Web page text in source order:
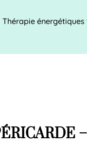
Thérapie énergétiques
–